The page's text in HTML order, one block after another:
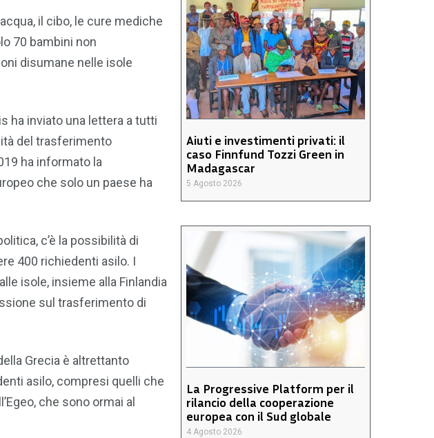
il cibo, le cure mediche
70 bambini non
disumane nelle isole
ha inviato una lettera a tutti
del trasferimento
ha informato la
che solo un paese ha
c’è la possibilità di
400 richiedenti asilo. I
isole, insieme alla Finlandia
sul trasferimento di
Grecia è altrettanto
asilo, compresi quelli che
che sono ormai al
Aiuti e investimenti privati: il
caso Finnfund Tozzi Green in
Madagascar
5 Agosto 2026
La Progressive Platform per il
rilancio della cooperazione
europea con il Sud globale
4 Agosto 2026